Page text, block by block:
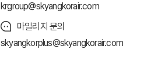
krgroup@skyangkorair.com
마일리지 문의
skyangkorplus@skyangkorair.com